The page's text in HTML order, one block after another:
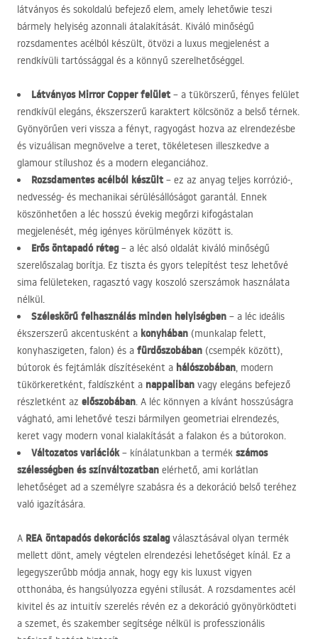
látványos és sokoldalú befejező elem, amely lehetőwie teszi
bármely helyiség azonnali átalakítását. Kiváló minőségű
rozsdamentes acélból készült, ötvözi a luxus megjelenést a
rendkívüli tartóssággal és a könnyű szerelhetőséggel.
Látványos Mirror Copper felület – a tükörszerű, fényes felület
rendkívül elegáns, ékszerszerű karaktert kölcsönöz a belső térnek.
Gyönyörűen veri vissza a fényt, ragyogást hozva az elrendezésbe
és vizuálisan megnövelve a teret, tökéletesen illeszkedve a
glamour stílushoz és a modern eleganciához.
Rozsdamentes acélból készült – ez az anyag teljes korrózió-,
nedvesség- és mechanikai sérülésállóságot garantál. Ennek
köszönhetően a léc hosszú évekig megőrzi kifogástalan
megjelenését, még igényes körülmények között is.
Erős öntapadó réteg– a léc alsó oldalát kiváló minőségű
szerelőszalag borítja. Ez tiszta és gyors telepítést tesz lehetővé
sima felületeken, ragasztó vagy koszoló szerszámok használata
nélkül.
Széleskörű felhasználás minden helyiségben – a léc ideális
ékszerszerű akcentusként a konyhában (munkalap felett,
konyhaszigeten, falon) és a fürdőszobában (csempék között),
bútorok és fejtámlák díszítéseként a hálószobában, modern
tükörkeretként, faldíszként a nappaliban vagy elegáns befejező
részletként az előszobában. A léc könnyen a kívánt hosszúságra
vágható, ami lehetővé teszi bármilyen geometriai elrendezés,
keret vagy modern vonal kialakítását a falakon és a bútorokon.
Változatos variációk– kínálatunkban a termék számos
szélességben és színváltozatban elérhető, ami korlátlan
lehetőséget ad a személyre szabásra és a dekoráció belső teréhez
való igazítására.
A REA öntapadós dekorációs szalagválasztásával olyan termék
mellett dönt, amely végtelen elrendezési lehetőséget kínál. Ez a
legegyszerűbb módja annak, hogy egy kis luxust vigyen
otthonába, és hangsúlyozza egyéni stílusát. A rozsdamentes acél
kivitel és az intuitív szerelés révén ez a dekoráció gyönyörködteti
a szemet, és szakember segítsége nélkül is professzionális